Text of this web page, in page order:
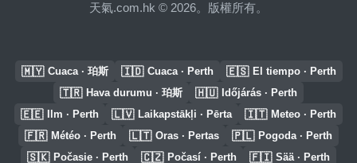
天氣.com.hk © 2026。版權所有。
🇲🇾 Cuaca · 珀斯 🇮🇩 Cuaca · Perth 🇪🇸 El tiempo · Perth
🇹🇷 Hava durumu · 珀斯 🇭🇺 Időjárás · Perth
🇪🇪 Ilm · Perth 🇱🇻 Laikapstākļi · Pērta 🇮🇹 Meteo · Perth
🇫🇷 Météo · Perth 🇱🇹 Oras · Pertas 🇵🇱 Pogoda · Perth
🇸🇰 Počasie · Perth 🇨🇿 Počasí · Perth 🇫🇮 Sää · Perth